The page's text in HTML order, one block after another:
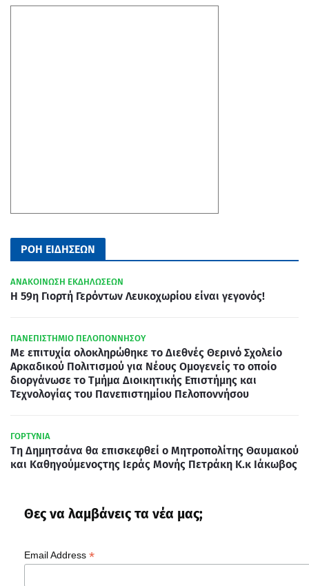
ΡΟΗ ΕΙΔΗΣΕΩΝ
ΑΝΑΚΟΙΝΩΣΗ ΕΚΔΗΛΩΣΕΩΝ
Η 59η Γιορτή Γερόντων Λευκοχωρίου είναι γεγονός!
ΠΑΝΕΠΙΣΤΗΜΙΟ ΠΕΛΟΠΟΝΝΗΣΟΥ
Με επιτυχία ολοκληρώθηκε το Διεθνές Θερινό Σχολείο
Αρκαδικού Πολιτισμού για Νέους Ομογενείς το οποίο
διοργάνωσε το Τμήμα Διοικητικής Επιστήμης και
Τεχνολογίας του Πανεπιστημίου Πελοποννήσου
ΓΟΡΤΥΝΙΑ
Τη Δημητσάνα θα επισκεφθεί ο Μητροπολίτης Θαυμακού
και Καθηγούμενοςτης Ιεράς Μονής Πετράκη Κ.κ Ιάκωβος
Θες να λαμβάνεις τα νέα μας;
Email Address *